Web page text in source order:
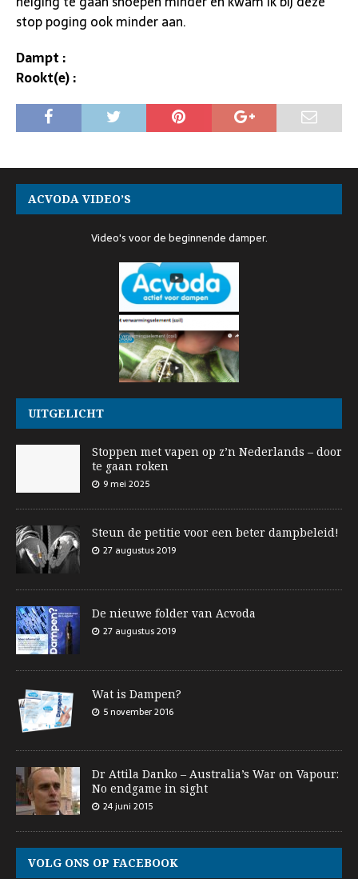
stop poging ook minder aan.
Dampt :
Rookt(e) :
ACVODA VIDEO’S
Video's voor de beginnende damper.
UITGELICHT
Stoppen met vapen op z’n Nederlands – door
te gaan roken
9 mei 2025
Steun de petitie voor een beter dampbeleid!
27 augustus 2019
De nieuwe folder van Acvoda
27 augustus 2019
Wat is Dampen?
5 november 2016
Dr Attila Danko – Australia’s War on Vapour:
No endgame in sight
24 juni 2015
VOLG ONS OP FACEBOOK